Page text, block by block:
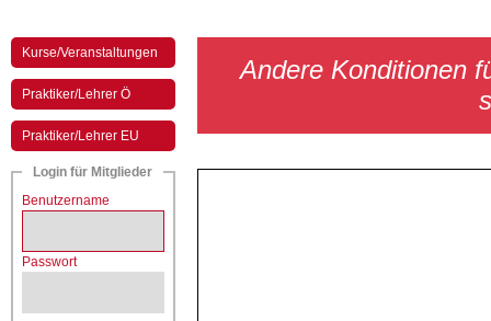
Kurse/Veranstaltungen
Praktiker/Lehrer Ö
Praktiker/Lehrer EU
Login für Mitglieder
Benutzername
Passwort
Andere Konditionen